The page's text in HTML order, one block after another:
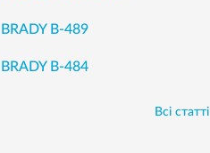
BRADY B-489
BRADY B-484
Всі статті